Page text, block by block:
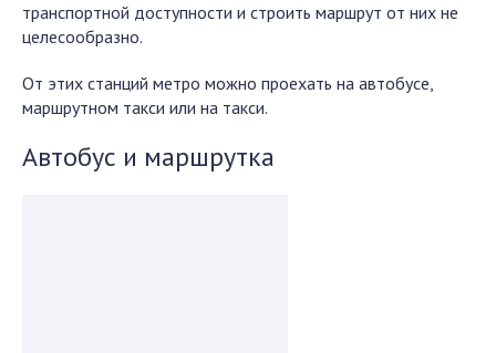
транспортной доступности и строить маршрут от них не
целесообразно.
От этих станций метро можно проехать на автобусе,
маршрутном такси или на такси.
Автобус и маршрутка